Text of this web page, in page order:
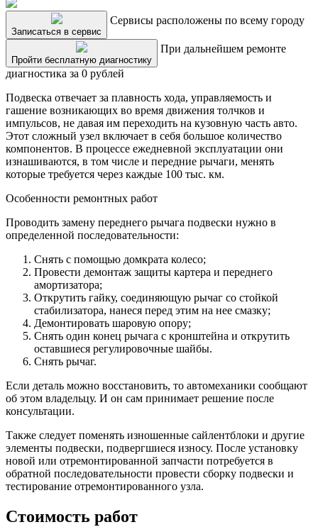
Записаться в сервис
Сервисы расположены по всему городу
Пройти бесплатную диагностику
При дальнейшем ремонте
диагностика за 0 рублей
Подвеска отвечает за плавность хода, управляемость и
гашение возникающих во время движения толчков и
импульсов, не давая им переходить на кузовную часть авто.
Этот сложный узел включает в себя большое количество
компонентов. В процессе ежедневной эксплуатации они
изнашиваются, в том числе и передние рычаги, менять
которые требуется через каждые 100 тыс. км.
Особенности ремонтных работ
Проводить замену переднего рычага подвески нужно в
определенной последовательности:
Снять с помощью домкрата колесо;
Провести демонтаж защиты картера и переднего
амортизатора;
Открутить гайку, соединяющую рычаг со стойкой
стабилизатора, нанеся перед этим на нее смазку;
Демонтировать шаровую опору;
Снять один конец рычага с кронштейна и открутить
оставшиеся регулировочные шайбы.
Снять рычаг.
Если деталь можно восстановить, то автомеханики сообщают
об этом владельцу. И он сам принимает решение после
консультации.
Также следует поменять изношенные сайлентблоки и другие
элементы подвески, подвергшиеся износу. После установку
новой или отремонтированной запчасти потребуется в
обратной последовательности провести сборку подвески и
тестирование отремонтированного узла.
Стоимость работ